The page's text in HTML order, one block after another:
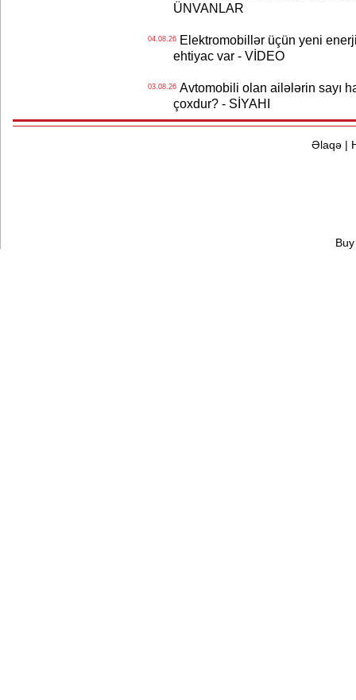
ÜNVANLAR
04.08.26Elektromobillər üçün yeni
ehtiyac var - VİDEO
03.08.26Avtomobili olan ailələrin sayı
çoxdur? - SİYAHI
Əlaqə|